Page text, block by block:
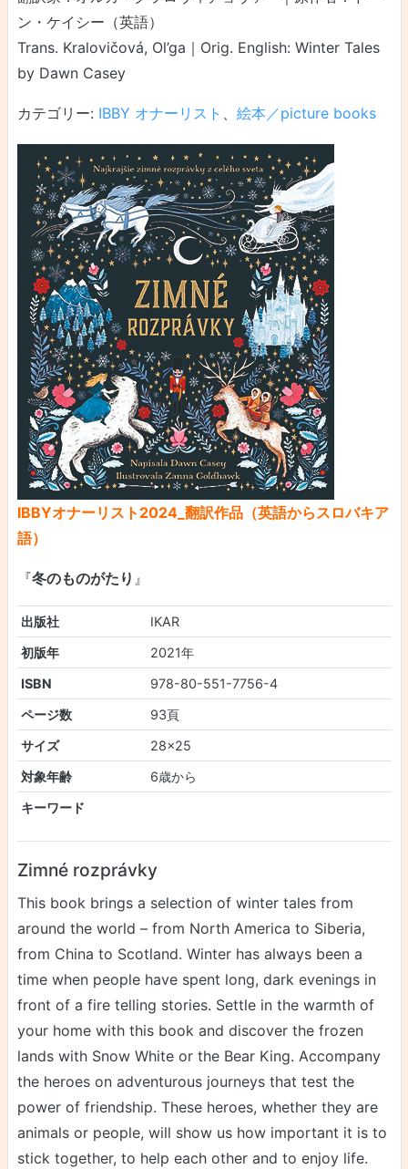
ン・ケイシー（英語）
Trans. Kralovičová, Ol’ga｜Orig. English: Winter Tales
by Dawn Casey
カテゴリー: IBBY オナーリスト 、 絵本／picture books
IBBYオナーリスト2024_翻訳作品（英語からスロバキア
語）
『冬のものがたり 』
出版社
IKAR
初版年
2021年
ISBN
978-80-551-7756-4
ページ数
93頁
サイズ
28x25
対象年齢
6歳から
キーワード
Zimné rozprávky
This book brings a selection of winter tales from
around the world – from North America to Siberia,
from China to Scotland. Winter has always been a
time when people have spent long, dark evenings in
front of a fire telling stories. Settle in the warmth of
your home with this book and discover the frozen
lands with Snow White or the Bear King. Accompany
the heroes on adventurous journeys that test the
power of friendship. These heroes, whether they are
animals or people, will show us how important it is to
stick together, to help each other and to enjoy life.